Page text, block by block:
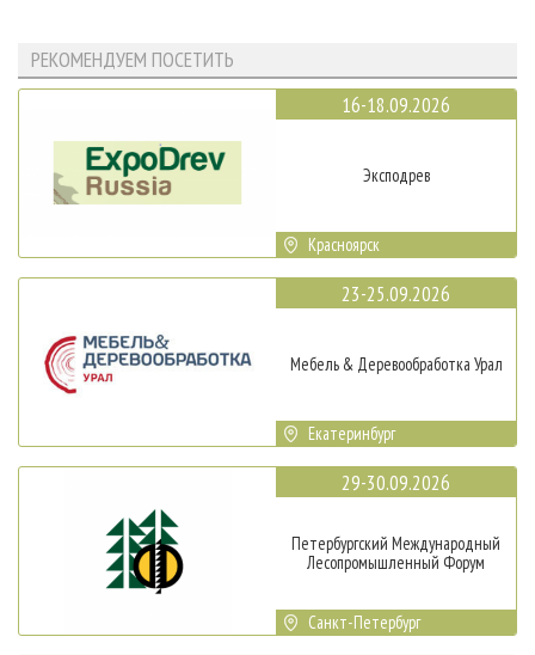
РЕКОМЕНДУЕМ ПОСЕТИТЬ
16-18.09.2026
Эксподрев
Красноярск
23-25.09.2026
Мебель & Деревообработка Урал
Екатеринбург
29-30.09.2026
Петербургский Международный
Лесопромышленный Форум
Санкт-Петербург